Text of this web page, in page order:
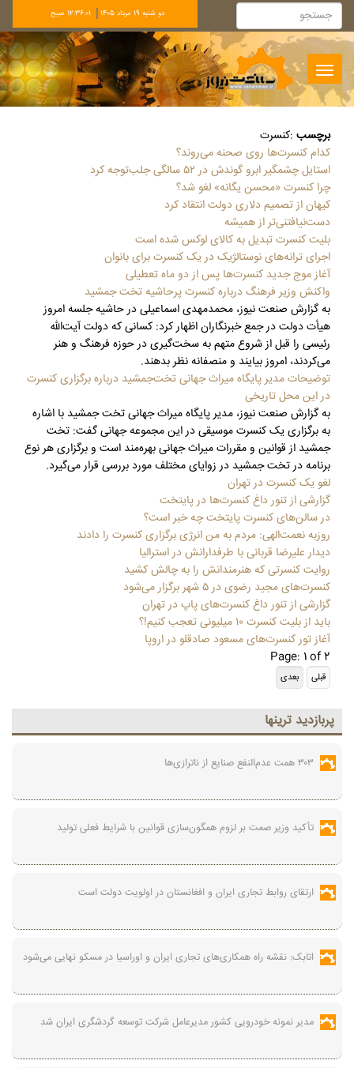
دو شنبه 19 مرداد 1405 12:36:02 صبح
Toggle
navigation
برچسب :کنسرت
کدام کنسرت‌ها روی صحنه می‌روند؟
استایل چشمگیر ابرو گوندش در ۵۲ سالگی جلب‌توجه کرد
چرا کنسرت «محسن یگانه» لغو شد؟
کیهان از تصمیم دلاری دولت انتقاد کرد
دست‌نیافتنی‌تر از همیشه
بلیت کنسرت تبدیل به کالای لوکس شده است
اجرای ترانه‌های نوستالژیک در یک کنسرت برای بانوان
آغاز موج جدید کنسرت‌ها پس از دو ماه تعطیلی
واکنش وزیر فرهنگ درباره کنسرت پرحاشیه تخت جمشید
به گزارش صنعت نیوز، محمدمهدی اسماعیلی در حاشیه جلسه امروز
هیأت دولت در جمع خبرنگاران اظهار کرد: کسانی که دولت آیت‌الله
رئیسی را قبل از شروع متهم به سخت‌گیری در حوزه فرهنگ و هنر
می‌کردند، امروز بیایند و منصفانه نظر بدهند.
توضیحات مدیر پایگاه میراث جهانی تخت‌جمشید درباره برگزاری کنسرت
در این محل تاریخی
به گزارش صنعت نیوز، مدیر پایگاه میراث جهانی تخت جمشید با اشاره
به برگزاری یک کنسرت موسیقی در این مجموعه جهانی گفت: تخت
جمشید از قوانین و مقررات میراث جهانی بهره‌مند است و برگزاری هر نوع
برنامه در تخت جمشید در زوایای مختلف مورد بررسی قرار می‌گیرد.
لغو یک کنسرت در تهران
گزارشی از تنور داغ کنسرت‌ها در پایتخت
در سالن‌های کنسرت‌ پایتخت چه خبر است؟
روزبه نعمت‌الهی: مردم به من انرژی برگزاری کنسرت را دادند
دیدار علیرضا قربانی با طرفدارانش در استرالیا
روایت کنسرتی که هنرمندانش را به چالش کشید
کنسرت‌های مجید رضوی در ۵ شهر برگزار می‌شود
گزارشی از تنور داغ کنسرت‌های پاپ در تهران
باید از بلیت کنسرت ۱۰ میلیونی تعجب کنیم!؟
آغاز تور کنسرت‌های مسعود صادقلو در اروپا
Page: 1 of 2
پربازديد ترينها
۳۰۳ همت عدم‌النفع صنایع از ناترازی‌ها
تأکید وزیر صمت بر لزوم همگون‌سازی قوانین با شرایط فعلی تولید
ارتقای روابط تجاری ایران و افغانستان در اولویت دولت است
اتابک: نقشه راه همکاری‌های تجاری ایران و اوراسیا در مسکو نهایی می‌شود
مدیر نمونه خودرویی کشور مدیرعامل شرکت توسعه گردشگری ایران شد